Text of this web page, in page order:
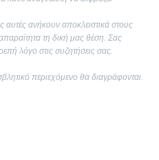
αυτές ανήκουν αποκλειστικά στους
τη δική μας θέση. Σας
λόγο στις συζητήσεις σας.
περιεχόμενο θα διαγράφονται.